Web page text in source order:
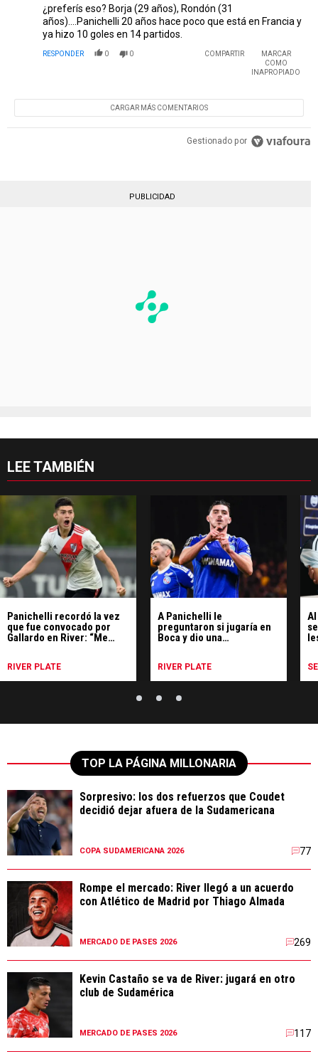
¿preferís eso? Borja (29 años), Rondón (31
años)....Panichelli 20 años hace poco que está en Francia y
ya hizo 10 goles en 14 partidos.
RESPONDER 0 0 COMPARTIR
MARCAR
COMO
INAPROPIADO
CARGAR MÁS COMENTARIOS
Gestionado por
PUBLICIDAD
LEE TAMBIÉN
Panichelli recordó la vez
que fue convocado por
Gallardo en River: “Me
RIVER PLATE
A Panichelli le
preguntaron si jugaría en
Boca y dio una
RIVER PLATE
TOP LA PÁGINA MILLONARIA
Sorpresivo: los dos refuerzos que Coudet
decidió dejar afuera de la Sudamericana
COPA SUDAMERICANA 2026 77
Rompe el mercado: River llegó a un acuerdo
con Atlético de Madrid por Thiago Almada
MERCADO DE PASES 2026 269
Kevin Castaño se va de River: jugará en otro
club de Sudamérica
MERCADO DE PASES 2026 117